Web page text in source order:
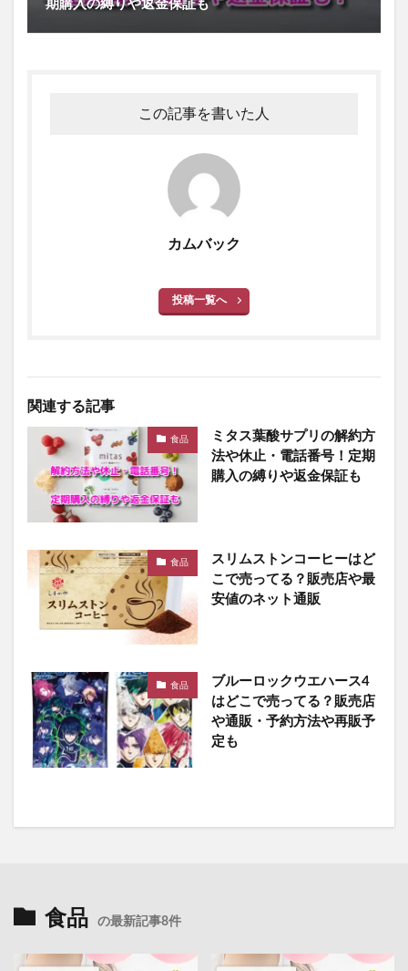
期購入の縛りや返金保証も
この記事を書いた人
カムバック
投稿一覧へ
関連する記事
食品
ミタス葉酸サプリの解約方
法や休止・電話番号！定期
購入の縛りや返金保証も
食品
スリムストンコーヒーはど
こで売ってる？販売店や最
安値のネット通販
食品
ブルーロックウエハース4
はどこで売ってる？販売店
や通販・予約方法や再販予
定も
食品 の最新記事8件